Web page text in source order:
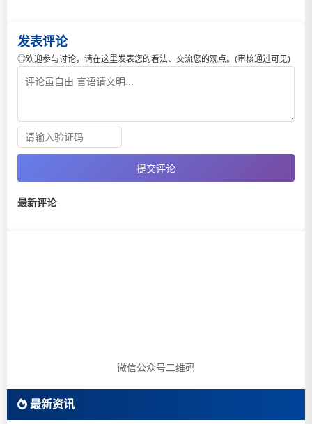
发表评论
◎欢迎参与讨论，请在这里发表您的看法、交流您的观点。(审核通过可见)
提交评论
最新评论
微信公众号二维码
最新资讯